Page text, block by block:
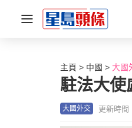
主頁 中國 大國
駐法大使
大國外交 更新時間